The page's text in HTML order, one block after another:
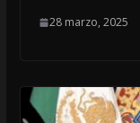
28 marzo, 2025